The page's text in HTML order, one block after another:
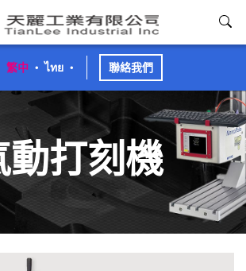
繁中 ・ ไทย ・ 聯絡我們
動打刻機